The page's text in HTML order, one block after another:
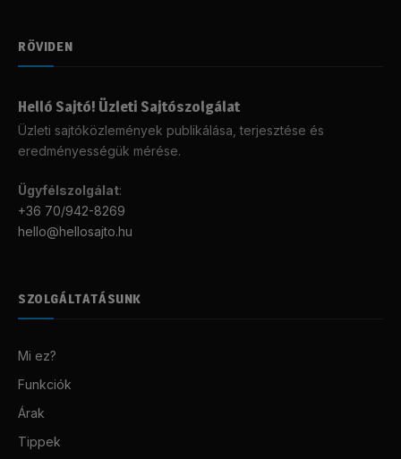
RÖVIDEN
Helló Sajtó! Üzleti Sajtószolgálat
Üzleti sajtóközlemények publikálása, terjesztése és
eredményességük mérése.
Ügyfélszolgálat:
+36 70/942-8269
hello@hellosajto.hu
SZOLGÁLTATÁSUNK
Mi ez?
Funkciók
Árak
Tippek